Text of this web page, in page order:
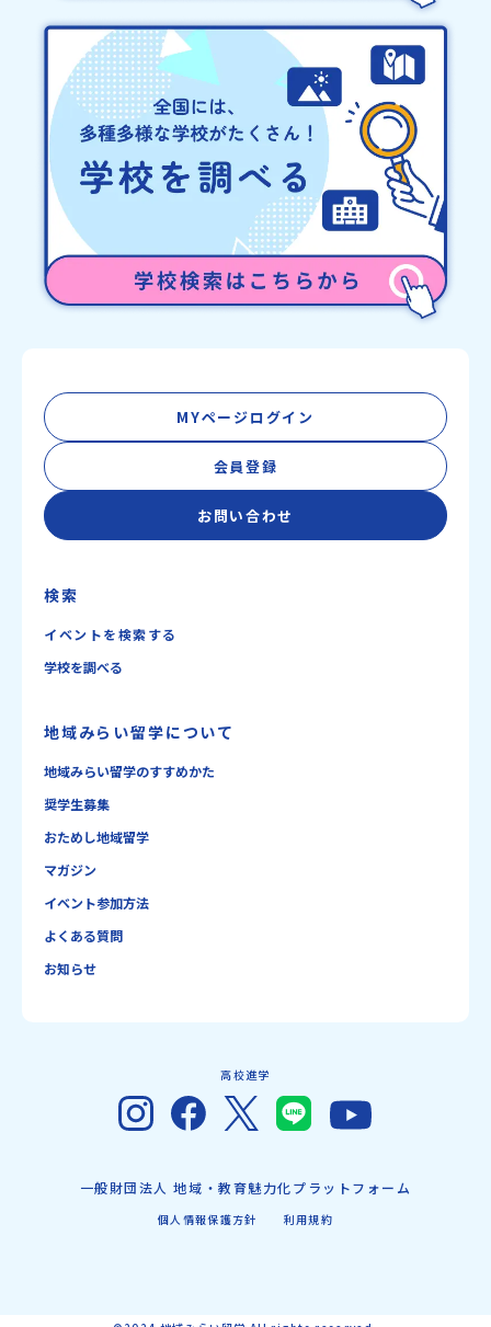
MYページログイン
会員登録
お問い合わせ
検索
イベントを検索する
学校を調べる
地域みらい留学について
地域みらい留学のすすめかた
奨学生募集
おためし地域留学
マガジン
イベント参加方法
よくある質問
お知らせ
高校進学
一般財団法人 地域・教育魅力化プラットフォーム
個人情報保護方針 利用規約